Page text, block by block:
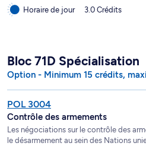
Horaire de jour
3.0 Crédits
Bloc 71D Spécialisation
Option - Minimum 15 crédits,
POL 3004
Contrôle des armements
Les négociations sur le contrôle des
le désarmement au sein des Nations